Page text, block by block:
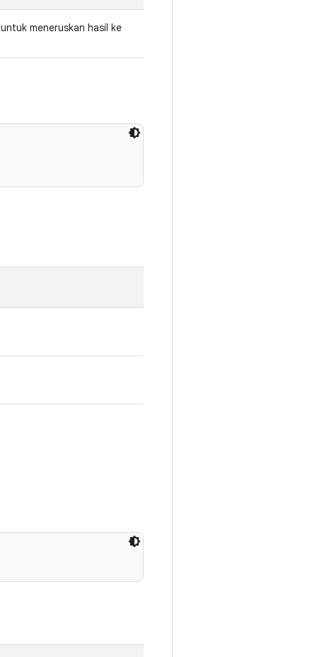
untuk meneruskan hasil ke